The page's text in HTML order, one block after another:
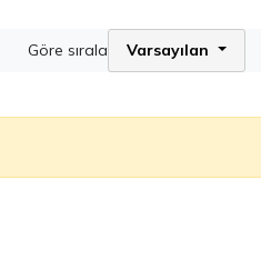
Göre sırala Varsayılan